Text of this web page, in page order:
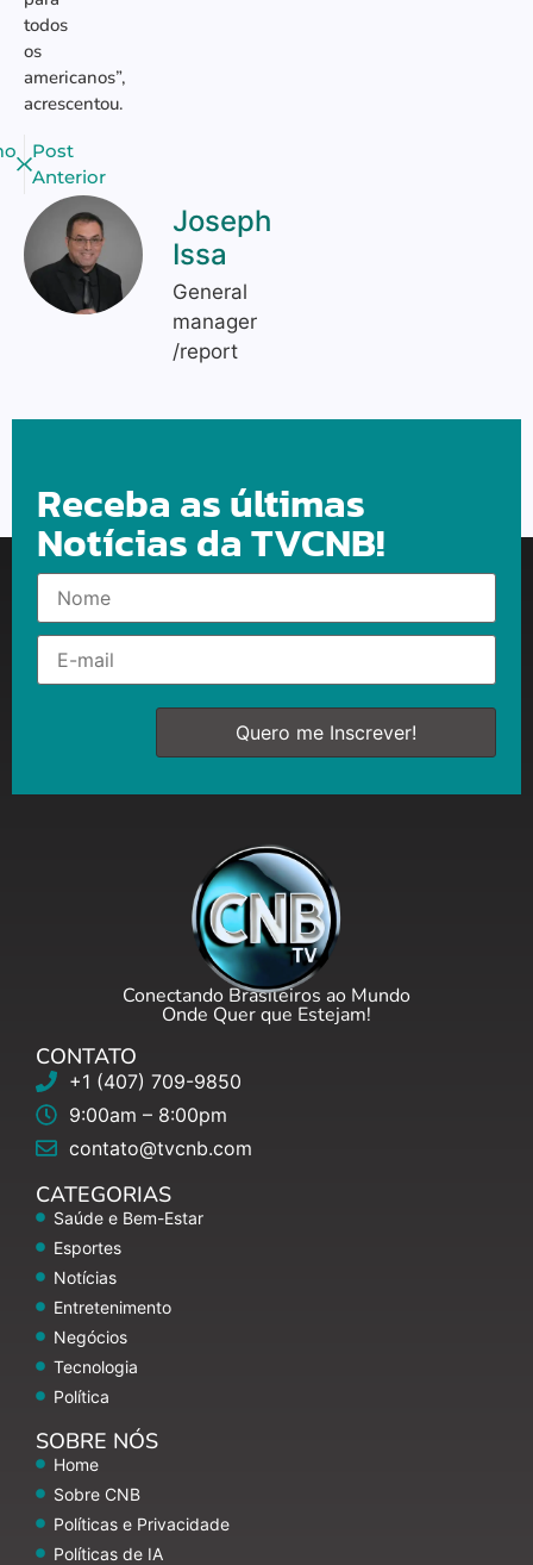
todos
os
americanos”,
acrescentou.
Post
Anterior
Joseph
Issa
General
manager
/report
Receba as últimas
Notícias da TVCNB!
Conectando Brasileiros ao Mundo
Onde Quer que Estejam!
CONTATO
+1 (407) 709-9850
9:00am – 8:00pm
contato@tvcnb.com
CATEGORIAS
Saúde e Bem-Estar
Esportes
Notícias
Entretenimento
Negócios
Tecnologia
Política
SOBRE NÓS
Home
Sobre CNB
Políticas e Privacidade
Políticas de IA